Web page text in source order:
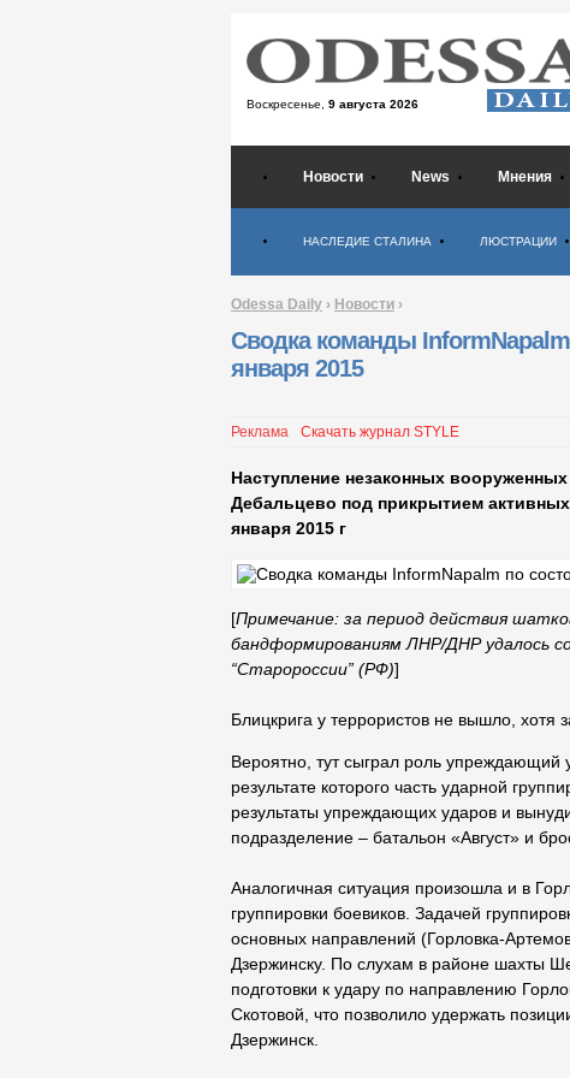
Воскресенье, 9 августа 2026
Новости News Мнения
НАСЛЕДИЕ СТАЛИНА ЛЮСТРАЦИИ
Odessa Daily › Новости ›
Сводка команды
января 2015
Реклама Скачать журнал STYLE
Наступление незаконных
Дебальцево под прикрытием
января 2015 г
[Примечание: за период действия
бандформированиям ЛНР/ДНР удалось
“Старороссии” (РФ)]
Блицкрига у террористов не вышло,
Вероятно, тут сыграл роль упреждающий
результате которого часть ударной
результаты упреждающих ударов и
подразделение – батальон «Август» и
Аналогичная ситуация произошла и в
группировки боевиков. Задачей
основных направлений (Горловка-
Дзержинску. По слухам в районе шахты
подготовки к удару по направлению
Скотовой, что позволило удержать
Дзержинск.